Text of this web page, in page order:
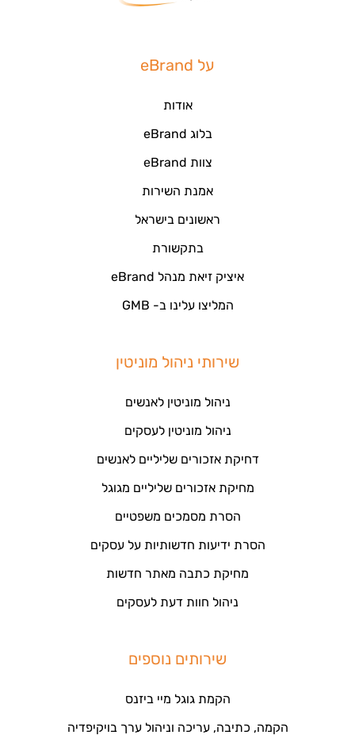
על eBrand
אודות
בלוג eBrand
צוות eBrand
אמנת השירות
ראשונים בישראל
בתקשורת
איציק זיאת מנהל eBrand
המליצו עלינו ב- GMB
שירותי ניהול מוניטין
ניהול מוניטין לאנשים
ניהול מוניטין לעסקים
דחיקת אזכורים שליליים לאנשים
מחיקת אזכורים שליליים מגוגל
הסרת מסמכים משפטיים
הסרת ידיעות חדשותיות על עסקים
מחיקת כתבה מאתר חדשות
ניהול חוות דעת לעסקים
שירותים נוספים
הקמת גוגל מיי ביזנס
הקמה, כתיבה, עריכה וניהול ערך בויקיפדיה